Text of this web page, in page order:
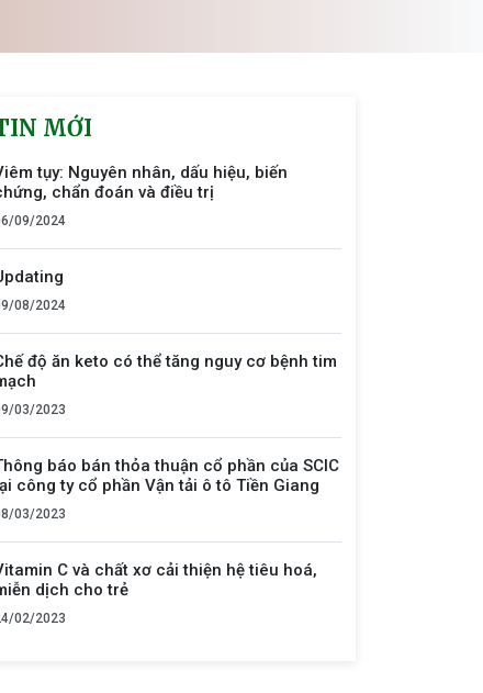
MỚI
tụy: Nguyên nhân, dấu hiệu, biến
chẩn đoán và điều trị
09/2024
08/2024
độ ăn keto có thể tăng nguy cơ bệnh tim
03/2023
báo bán thỏa thuận cổ phần của SCIC
công ty cổ phần Vận tải ô tô Tiền Giang
03/2023
C và chất xơ cải thiện hệ tiêu hoá,
dịch cho trẻ
02/2023